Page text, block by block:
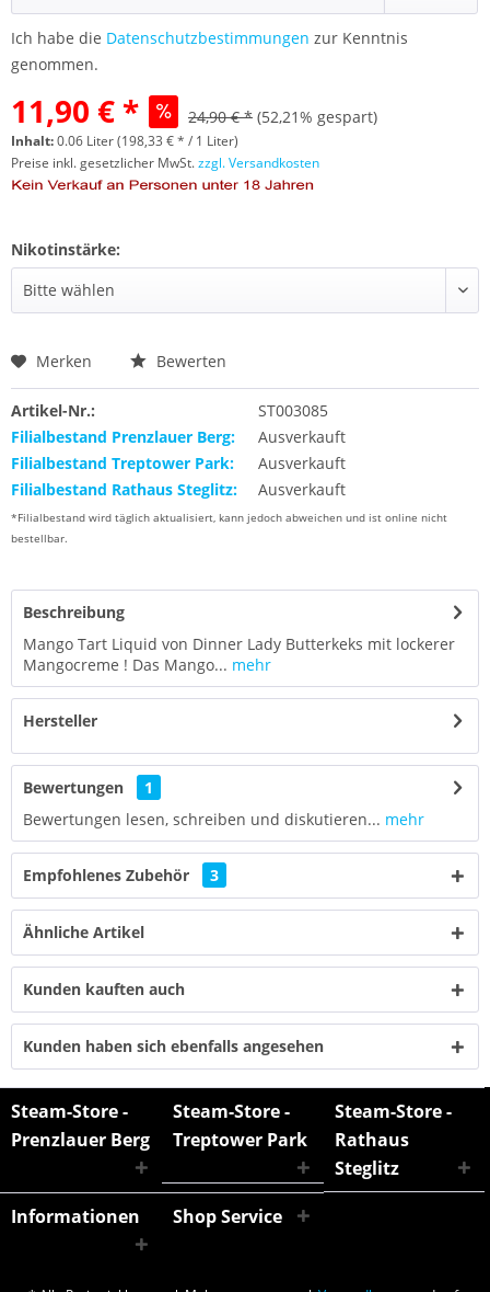
Ich habe die Datenschutzbestimmungen zur Kenntnis
genommen.
11,90 € * 24,90 € * (52,21% gespart)
Inhalt:0.06 Liter (198,33 € * / 1 Liter)
Preise inkl. gesetzlicher MwSt.zzgl. Versandkosten
Nikotinstärke:
Merken Bewerten
Artikel-Nr.:
ST003085
Filialbestand Prenzlauer Berg:
Ausverkauft
Filialbestand Treptower Park:
Ausverkauft
Filialbestand Rathaus Steglitz:
Ausverkauft
*Filialbestand wird täglich aktualisiert, kann jedoch abweichen und ist online nicht
bestellbar.
Beschreibung
Mango Tart Liquid von Dinner Lady Butterkeks mit lockerer
Mangocreme ! Das Mango... mehr
Hersteller
Bewertungen
1
Bewertungen lesen, schreiben und diskutieren... mehr
Empfohlenes Zubehör 3
Ähnliche Artikel
Kunden kauften auch
Kunden haben sich ebenfalls angesehen
Steam-Store -
Prenzlauer Berg
Steam-Store -
Treptower Park
Steam-Store -
Rathaus
Steglitz
Informationen
Shop Service